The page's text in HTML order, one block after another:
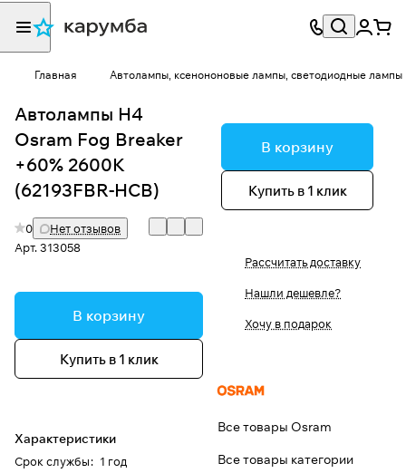
Главная Автолампы, ксенононовые лампы, светодиодные лампы
Автолампы H4
Osram Fog Breaker
+60% 2600K
(62193FBR-HCB)
0
Нет отзывов
Арт.313058
В корзину
Купить в 1 клик
Характеристики
Срок службы: 1 год
В корзину
Купить в 1 клик
Рассчитать доставку
Нашли дешевле?
Хочу в подарок
Все товары Osram
Все товары категории